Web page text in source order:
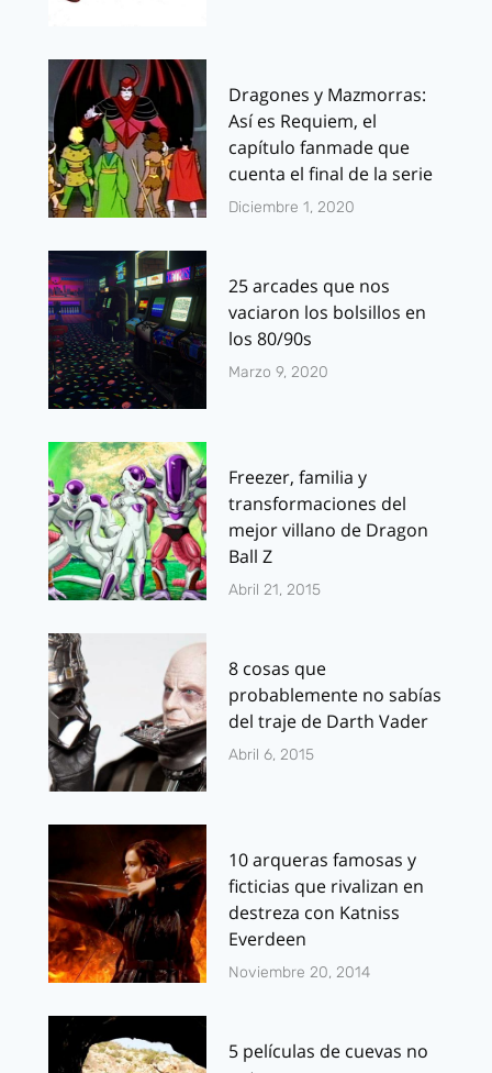
Dragones y Mazmorras:
Así es Requiem, el
capítulo fanmade que
cuenta el final de la serie
Diciembre 1, 2020
25 arcades que nos
vaciaron los bolsillos en
los 80/90s
Marzo 9, 2020
Freezer, familia y
transformaciones del
mejor villano de Dragon
Ball Z
Abril 21, 2015
8 cosas que
probablemente no sabías
del traje de Darth Vader
Abril 6, 2015
10 arqueras famosas y
ficticias que rivalizan en
destreza con Katniss
Everdeen
Noviembre 20, 2014
5 películas de cuevas no